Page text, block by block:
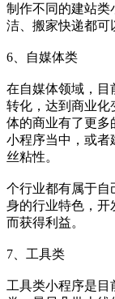
制作不同的建站类
洁、搬家快递都可
6、自媒体类
在自媒体领域，目
转化，达到商业化
体的商业有了更多
小程序当中，或者
丝粘性。
个行业都有属于自
身的行业特色，开
而获得利益。
7、工具类
工具类小程序是目